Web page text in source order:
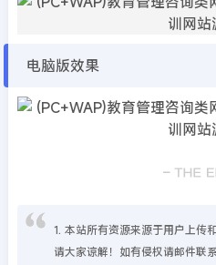
电脑版效果
1. 本站所有资源来源于用户上传
请大家谅解！如有侵权请邮件联系